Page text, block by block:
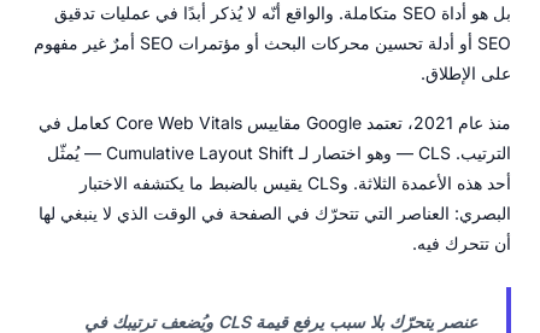
بل هو أداة SEO متكاملة. والواقع أنّه لا يُذكر أبدًا في عمليات تدقيق
SEO أو أدلة تحسين محركات البحث أو مؤتمرات SEO أمرٌ غير مفهوم
على الإطلاق.
منذ عام 2021، تعتمد Google مقاييس Core Web Vitals كعامل في
الترتيب. CLS — وهو اختصار لـ Cumulative Layout Shift — يُمثّل
أحد هذه الأعمدة الثلاثة. وCLS يقيس بالضبط ما يكتشفه الاختبار
البصري: العناصر التي تتحرّك في الصفحة في الوقت الذي لا ينبغي لها
أن تتحرك فيه.
عنصر يتحرّك بلا سبب يرفع قيمة CLS ويُضعف ترتيبك في